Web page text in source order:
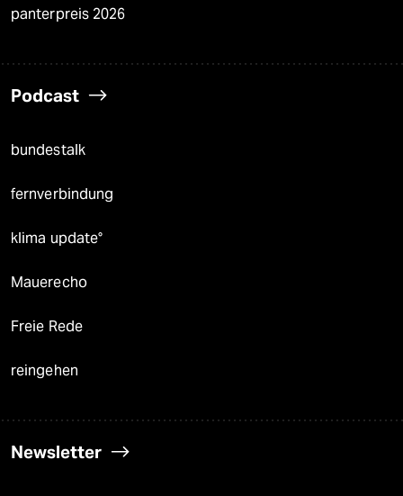
panterpreis 2026
Podcast
bundestalk
fernverbindung
klima update°
Mauerecho
Freie Rede
reingehen
Newsletter